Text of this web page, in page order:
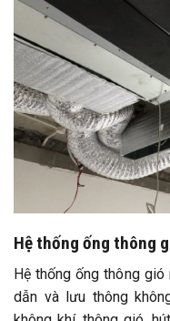
Hệ thống ống thông
Hệ thống ống thông
dẫn và lưu thông